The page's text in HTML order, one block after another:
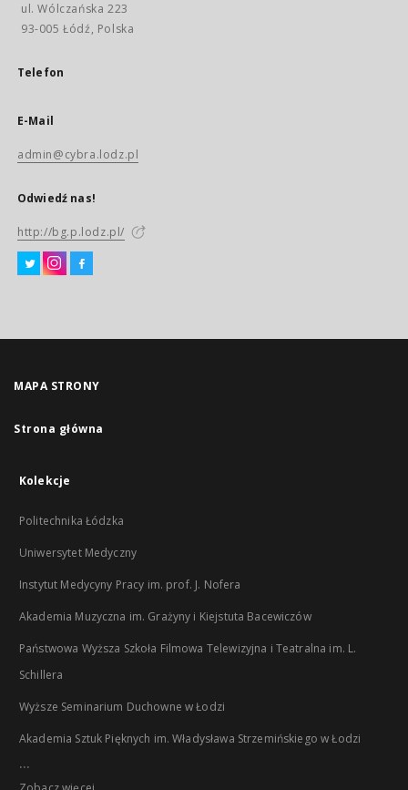
ul. Wólczańska 223
93-005 Łódź, Polska
Telefon
E-Mail
admin@cybra.lodz.pl
Odwiedź nas!
http://bg.p.lodz.pl/
MAPA STRONY
Strona główna
Kolekcje
Politechnika Łódzka
Uniwersytet Medyczny
Instytut Medycyny Pracy im. prof. J. Nofera
Akademia Muzyczna im. Grażyny i Kiejstuta Bacewiczów
Państwowa Wyższa Szkoła Filmowa Telewizyjna i Teatralna im. L.
Schillera
Wyższe Seminarium Duchowne w Łodzi
Akademia Sztuk Pięknych im. Władysława Strzemińskiego w Łodzi
...